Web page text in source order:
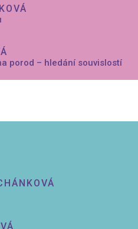
porod – hledání souvislostí